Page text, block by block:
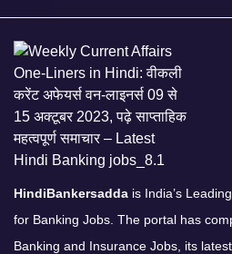
HindiBankersadda is India’s
for Banking Jobs. The portal has
Banking and Insurance Jobs, its